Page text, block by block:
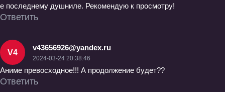
е последнему душниле. Рекомендую к просмотру!
Ответить
V4
v43656926@yandex.ru
2024-03-24 20:38:46
Аниме превосходное!!! А продолжение будет??
Ответить